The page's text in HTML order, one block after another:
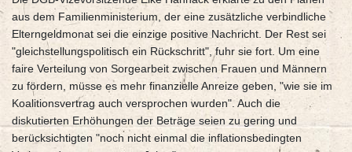
aus dem Familienministerium, der eine zusätzliche verbindliche
Elterngeldmonat sei die einzige positive Nachricht. Der Rest sei
"gleichstellungspolitisch ein Rückschritt", fuhr sie fort. Um eine
faire Verteilung von Sorgearbeit zwischen Frauen und Männern
zu fördern, müsse es mehr finanzielle Anreize geben, "wie sie im
Koalitionsvertrag auch versprochen wurden". Auch die
diskutierten Erhöhungen der Beträge seien zu gering und
berücksichtigten "noch nicht einmal die inflationsbedingten